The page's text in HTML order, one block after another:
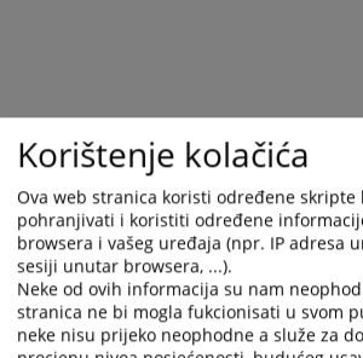
Trenutno nema
Korištenje kolačića
Ova web stranica koristi određene skripte
pohranjivati i koristiti određene
browsera i vašeg uređaja (npr. IP adresa
sesiji unutar browsera, ...).
Neke od ovih informacija su nam
stranica ne bi mogla fukcionisati u svom
neke nisu prijeko neophodne a služe za